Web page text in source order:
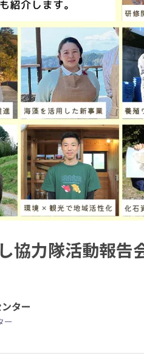
協力隊活動報告
ター
ー